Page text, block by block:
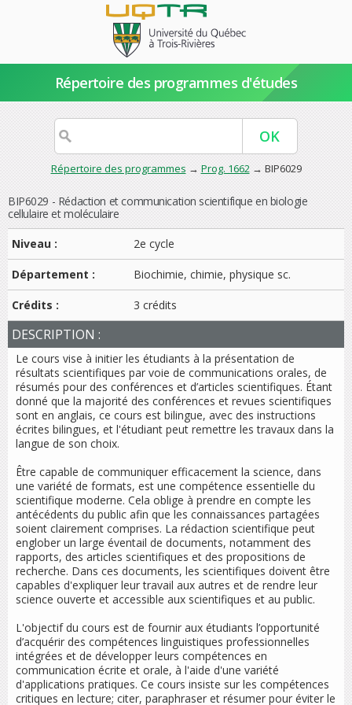
Répertoire des programmes d'études
Répertoire des programmes → Prog. 1662→ BIP6029
BIP6029 - Rédaction et communication scientifique en biologie
cellulaire et moléculaire
Niveau :
2e cycle
Département : Biochimie, chimie, physique sc.
Crédits : 3 crédits
DESCRIPTION :
Le cours vise à initier les étudiants à la présentation de
résultats scientifiques par voie de communications orales, de
résumés pour des conférences et d’articles scientifiques. Étant
donné que la majorité des conférences et revues scientifiques
sont en anglais, ce cours est bilingue, avec des instructions
écrites bilingues, et l'étudiant peut remettre les travaux dans la
langue de son choix.
Être capable de communiquer efficacement la science, dans
une variété de formats, est une compétence essentielle du
scientifique moderne. Cela oblige à prendre en compte les
antécédents du public afin que les connaissances partagées
soient clairement comprises. La rédaction scientifique peut
englober un large éventail de documents, notamment des
rapports, des articles scientifiques et des propositions de
recherche. Dans ces documents, les scientifiques doivent être
capables d'expliquer leur travail aux autres et de rendre leur
science ouverte et accessible aux scientifiques et au public.
L'objectif du cours est de fournir aux étudiants l’opportunité
d’acquérir des compétences linguistiques professionnelles
intégrées et de développer leurs compétences en
communication écrite et orale, à l'aide d'une variété
d'applications pratiques. Ce cours insiste sur les compétences
critiques en lecture; citer, paraphraser et résumer pour éviter le